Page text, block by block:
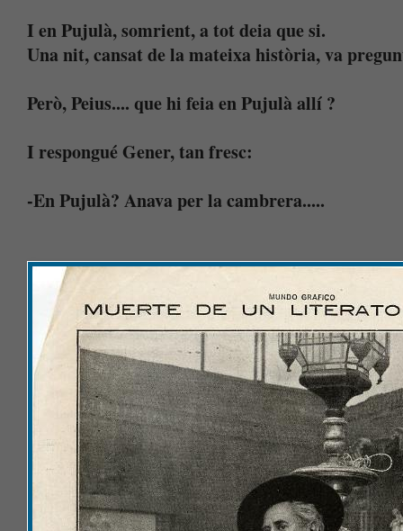
I en Pujulà, somrient, a tot deia que si.
Una nit, cansat de la mateixa història, va
Però, Peius.... que hi feia en Pujulà allí ?
I respongué Gener, tan fresc:
-En Pujulà? Anava per la cambrera.....